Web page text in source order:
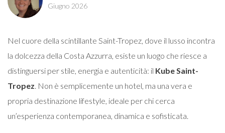
Giugno 2026
Nel cuore della scintillante Saint-Tropez, dove il lusso incontra
la dolcezza della Costa Azzurra, esiste un luogo che riesce a
distinguersi per stile, energia e autenticità: il Kube Saint-
Tropez. Non è semplicemente un hotel, ma una vera e
propria destinazione lifestyle, ideale per chi cerca
un’esperienza contemporanea, dinamica e sofisticata.